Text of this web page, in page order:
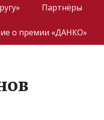
Партнёры
о премии «ДАНКО»